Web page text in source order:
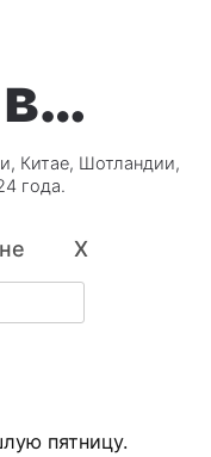
Китае, Шотландии,
года.
X
пятницу.